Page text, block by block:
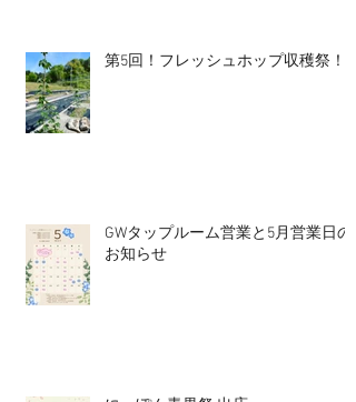
第5回！フレッシュホップ収穫祭！
GWタップルーム営業と5月営業日の
お知らせ